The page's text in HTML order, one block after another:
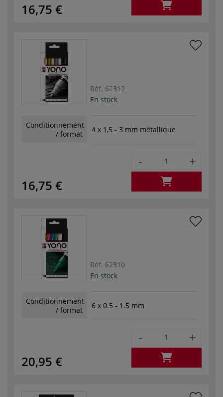
16,75 €
Réf. 62312
En stock
Conditionnement
/ format
4 x 1,5 - 3 mm métallique
16,75 €
- +
Réf. 62310
En stock
Conditionnement
/ format
6 x 0.5 - 1.5 mm
20,95 €
- +